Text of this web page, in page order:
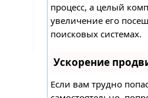
процесс, а целый
увеличение его
поисковых системах.
Ускорение
Если вам трудно